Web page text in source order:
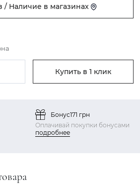
/ Наличие в магазинах
Купить в 1 клик
Бонус171 грн
Оплачивай покупки бонусами
подробнее